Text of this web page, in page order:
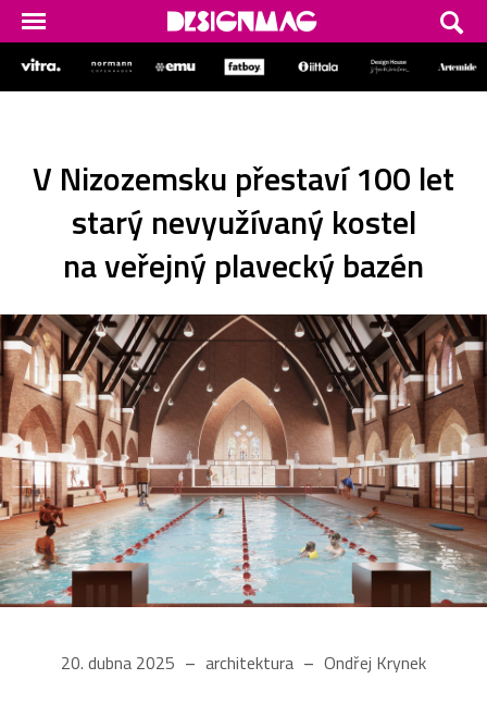
V Nizozemsku přestaví 100 let
starý nevyužívaný kostel
na veřejný plavecký bazén
20. dubna 2025 architektura Ondřej Krynek